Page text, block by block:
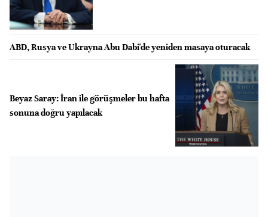
ABD, Rusya ve Ukrayna Abu Dabi'de yeniden masaya oturacak
Beyaz Saray: İran ile görüşmeler bu hafta
sonuna doğru yapılacak